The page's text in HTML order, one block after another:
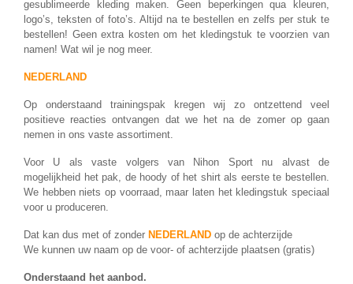
gesublimeerde kleding maken. Geen beperkingen qua kleuren,
logo’s, teksten of foto’s. Altijd na te bestellen en zelfs per stuk te
bestellen! Geen extra kosten om het kledingstuk te voorzien van
namen! Wat wil je nog meer.
NEDERLAND
Op onderstaand trainingspak kregen wij zo ontzettend veel
positieve reacties ontvangen dat we het na de zomer op gaan
nemen in ons vaste assortiment.
Voor U als vaste volgers van Nihon Sport nu alvast de
mogelijkheid het pak, de hoody of het shirt als eerste te bestellen.
We hebben niets op voorraad, maar laten het kledingstuk speciaal
voor u produceren.
Dat kan dus met of zonder NEDERLAND op de achterzijde
We kunnen uw naam op de voor- of achterzijde plaatsen (gratis)
Onderstaand het aanbod.